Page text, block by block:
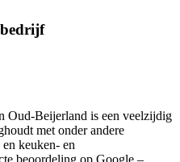
is een veelzijdig
met onder andere
keuken‑ en